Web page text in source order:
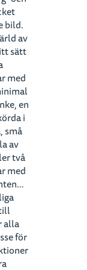
bild.
av
sätt
med
en
i
små
av
två
med
alla
för